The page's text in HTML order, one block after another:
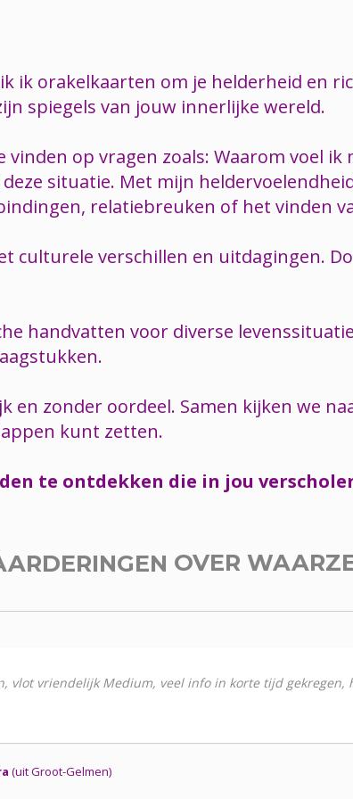
ik orakelkaarten om je helderheid en
spiegels van jouw innerlijke wereld.
op vragen zoals: Waarom voel
situatie. Met mijn
relatiebreuken of het vinden
culturele verschillen en uitdagingen.
handvatten voor diverse
en zonder oordeel. Samen kijken we
kunt zetten.
te ontdekken die in jou
OVER
vlot vriendelijk Medium, veel info in korte tijd
(uit Groot-Gelmen)